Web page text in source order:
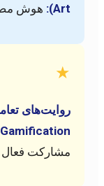
Art):
هوش
★
مشارکت